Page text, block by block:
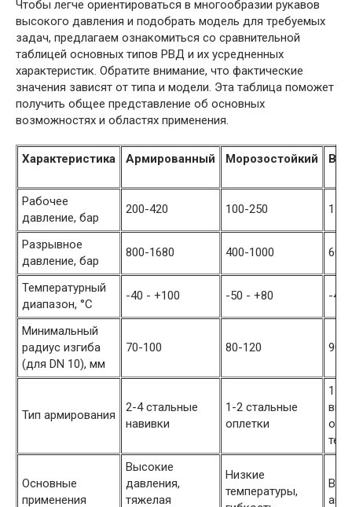
Чтобы легче ориентироваться в многообразии рукавов
высокого давления и подобрать модель для требуемых
задач, предлагаем ознакомиться со сравнительной
таблицей основных типов РВД и их усредненных
характеристик. Обратите внимание, что фактические
значения зависят от типа и модели. Эта таблица поможет
получить общее представление об основных
возможностях и областях применения.
Характеристика Армированный Морозостойкий
Рабочее
давление, бар
200-420 100-250
Разрывное
давление, бар
800-1680 400-1000
Температурный
диапазон, °C
-40 - +100 -50 - +80 -40
Минимальный
радиус изгиба
(для DN 10), мм
70-100 80-120 90-
Тип армирования
2-4 стальные
навивки
1-2 стальные
оплетки
1-2
Основные
применения
Высокие
давления,
тяжелая
Низкие
температуры,